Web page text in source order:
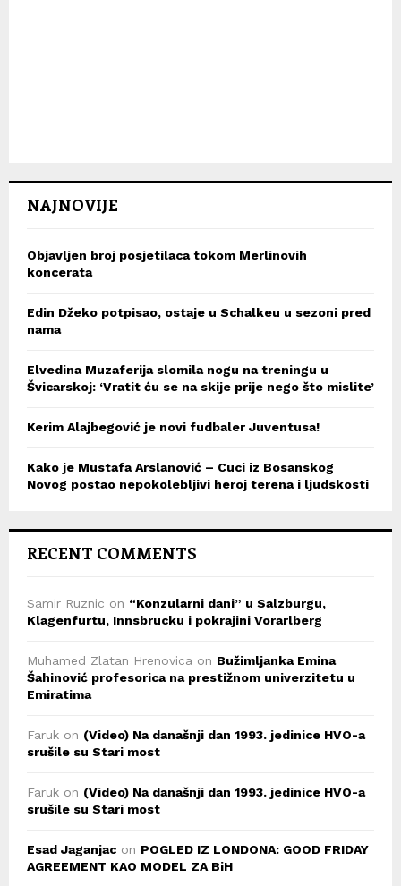
NAJNOVIJE
Objavljen broj posjetilaca tokom Merlinovih
koncerata
Edin Džeko potpisao, ostaje u Schalkeu u sezoni pred
nama
Elvedina Muzaferija slomila nogu na treningu u
Švicarskoj: ‘Vratit ću se na skije prije nego što mislite’
Kerim Alajbegović je novi fudbaler Juventusa!
Kako je Mustafa Arslanović – Cuci iz Bosanskog
Novog postao nepokolebljivi heroj terena i ljudskosti
RECENT COMMENTS
Samir Ruznic on “Konzularni dani” u Salzburgu,
Klagenfurtu, Innsbrucku i pokrajini Vorarlberg
Muhamed Zlatan Hrenovica on Bužimljanka Emina
Šahinović profesorica na prestižnom univerzitetu u
Emiratima
Faruk on (Video) Na današnji dan 1993. jedinice HVO-a
srušile su Stari most
Faruk on (Video) Na današnji dan 1993. jedinice HVO-a
srušile su Stari most
Esad Jaganjac on POGLED IZ LONDONA: GOOD FRIDAY
AGREEMENT KAO MODEL ZA BiH